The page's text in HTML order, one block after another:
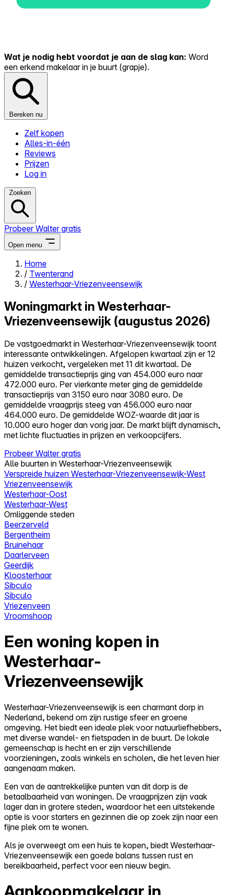
Wat je nodig hebt voordat je aan de slag kan: Word
een erkend makelaar in je buurt (grapje).
Bereken nu
Zelf kopen
Alles-in-één
Reviews
Prijzen
Log in
Zoeken
Probeer Walter gratis
Open menu
Close menu
Alles-in-één
Reviews
Prijzen
Log in
Probeer Walter gratis
Home
/ Twenterand
/ Westerhaar-Vriezenveensewijk
Woningmarkt in Westerhaar-
Vriezenveensewijk (augustus 2026)
De vastgoedmarkt in Westerhaar-Vriezenveensewijk toont
interessante ontwikkelingen. Afgelopen kwartaal zijn er 12
huizen verkocht, vergeleken met 11 dit kwartaal. De
gemiddelde transactieprijs ging van 454.000 euro naar
472.000 euro. Per vierkante meter ging de gemiddelde
transactieprijs van 3150 euro naar 3080 euro. De
gemiddelde vraagprijs steeg van 456.000 euro naar
464.000 euro. De gemiddelde WOZ-waarde dit jaar is
10.000 euro hoger dan vorig jaar. De markt blijft dynamisch,
met lichte fluctuaties in prijzen en verkoopcijfers.
Probeer Walter gratis
Alle buurten in Westerhaar-Vriezenveensewijk
Verspreide huizen Westerhaar-Vriezenveensewijk-West
Vriezenveensewijk
Westerhaar-Oost
Westerhaar-West
Omliggende steden
Beerzerveld
Bergentheim
Bruinehaar
Daarlerveen
Geerdijk
Kloosterhaar
Sibculo
Sibculo
Vriezenveen
Vroomshoop
Een woning kopen in
Westerhaar-
Vriezenveensewijk
Westerhaar-Vriezenveensewijk is een charmant dorp in
Nederland, bekend om zijn rustige sfeer en groene
omgeving. Het biedt een ideale plek voor natuurliefhebbers,
met diverse wandel- en fietspaden in de buurt. De lokale
gemeenschap is hecht en er zijn verschillende
voorzieningen, zoals winkels en scholen, die het leven hier
aangenaam maken.
Een van de aantrekkelijke punten van dit dorp is de
betaalbaarheid van woningen. De vraagprijzen zijn vaak
lager dan in grotere steden, waardoor het een uitstekende
optie is voor starters en gezinnen die op zoek zijn naar een
fijne plek om te wonen.
Als je overweegt om een huis te kopen, biedt Westerhaar-
Vriezenveensewijk een goede balans tussen rust en
bereikbaarheid, perfect voor een nieuw begin.